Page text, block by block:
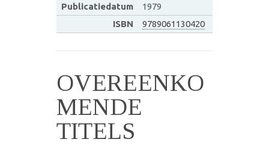
Publicatiedatum
1979
ISBN
9789061130420
OVEREENKO
MENDE
TITELS